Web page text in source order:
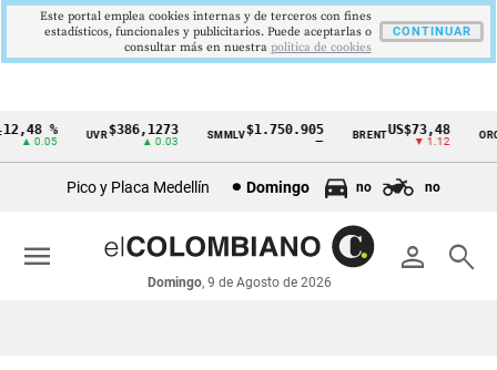
Cintillo
económicos
Colombia
%
▲ 0.05
UVR$386,1273
▲ 0.03
SMMLV$1.750.905 BRENTUS$73,48
▼ 1.12
ORO
Pico y Placa Medellín Domingo no no
person search
Domingo, 9 de Agosto de 2026
menu
Este portal emplea cookies internas y de terceros con fines
estadísticos, funcionales y publicitarios. Puede aceptarlas o
consultar más en nuestra politica de cookies
CONTINUAR